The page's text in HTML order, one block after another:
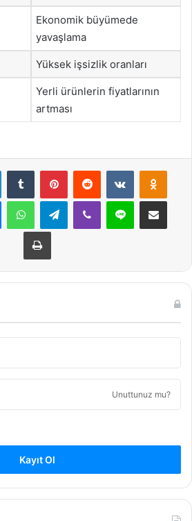
Ekonomik büyümede
yavaşlama
Yüksek işsizlik oranları
Yerli ürünlerin fiyatlarının
artması
LinkedInTumblr PinterestReddit VKontakte
MessengerWhatsAppTelegramViber Line E-Posta ile
Yazdır
Unuttunuz mu?
Kayıt Ol